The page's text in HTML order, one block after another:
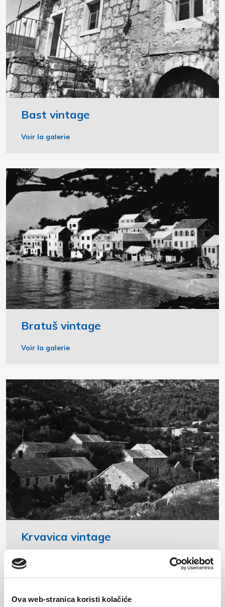
Ova web-stranica koristi kolačiće
Bast vintage
Voir la galerie
Bratuš vintage
Voir la galerie
Krvavica vintage
Voir la galerie